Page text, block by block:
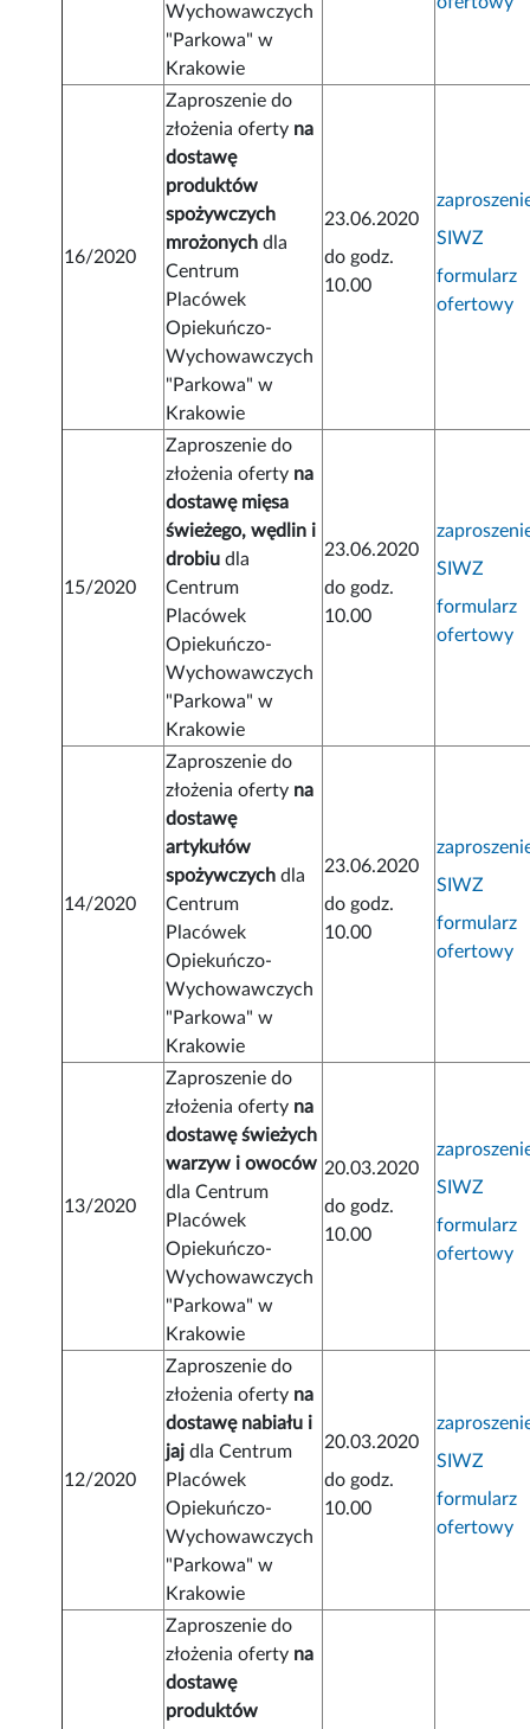
Wychowawczych
"Parkowa" w
Krakowie
16/2020
Zaproszenie do
złożenia oferty na
dostawę
produktów
spożywczych
mrożonych dla
Centrum
Placówek
Opiekuńczo-
Wychowawczych
"Parkowa" w
Krakowie
23.06.2020
do godz.
10.00
SIWZ
formularz
ofertowy
15/2020
Zaproszenie do
złożenia oferty na
dostawę mięsa
świeżego, wędlin i
drobiu dla
Centrum
Placówek
Opiekuńczo-
Wychowawczych
"Parkowa" w
Krakowie
23.06.2020
do godz.
10.00
SIWZ
formularz
ofertowy
14/2020
Zaproszenie do
złożenia oferty na
dostawę
artykułów
spożywczychdla
Centrum
Placówek
Opiekuńczo-
Wychowawczych
"Parkowa" w
Krakowie
23.06.2020
do godz.
10.00
SIWZ
formularz
ofertowy
13/2020
Zaproszenie do
złożenia oferty na
dostawę świeżych
warzyw i owoców
dla Centrum
Placówek
Opiekuńczo-
Wychowawczych
"Parkowa" w
Krakowie
20.03.2020
do godz.
10.00
SIWZ
formularz
ofertowy
12/2020
Zaproszenie do
złożenia oferty na
dostawę nabiału i
jaj dla Centrum
Placówek
Opiekuńczo-
Wychowawczych
"Parkowa" w
Krakowie
20.03.2020
do godz.
10.00
SIWZ
formularz
ofertowy
Zaproszenie do
złożenia oferty na
dostawę
produktów